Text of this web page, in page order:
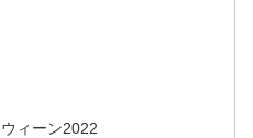
ィーン2022